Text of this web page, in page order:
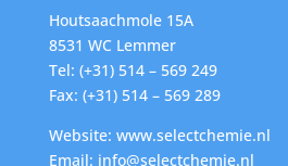
Houtsaachmole 15A
8531 WC Lemmer
Tel: (+31) 514 – 569 249
Fax: (+31) 514 – 569 289
Website: www.selectchemie.nl
Email: info@selectchemie.nl